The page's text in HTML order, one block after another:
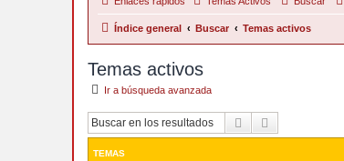
Índice general Buscar Temas activos
Temas activos
Ir a búsqueda avanzada
Buscar
TEMAS